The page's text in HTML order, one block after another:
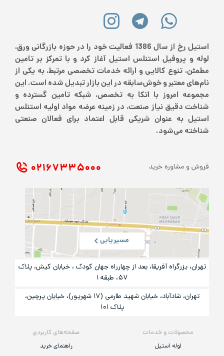
استیل رخ از سال 1386 فعالیت خود را در حوزه بازرگانی ورق،
لوله و پروفیل استنلس استیل آغاز کرد و با تمرکز بر تامین
مطمئن، تنوع کالایی و ارائه خدمات تخصصی مرتبط، به یکی از
نام‌های معتبر و خوش‌سابقه در این بازار تبدیل شده است. این
مجموعه امروز با اتکا به تخصص، شبکه تامین گسترده و
شناخت دقیق نیاز صنعت، در زمینه عرضه مواد اولیه استنلس
استیل به عنوان شریکی قابل اعتماد برای فعالان صنعتی
شناخته می‌شود.
محصولات و خدمات
لوله استیل
صفحه‌های کاربردی
راهنمای خرید
فروش و مشاوره خرید ۰۲۱ ۶۷۳۳۵۰۰۰
مسیریابی
تهران، بزرگراه آفریقا، بعد از چهارراه جهان کودک ، خیابان کیش، پلاک
۵۷، طبقه ۱
تهران، شادآباد، خیابان شهید طارمی (۱۷ شهریور)، خیایان پرچین،
پلاک ۱۰۱